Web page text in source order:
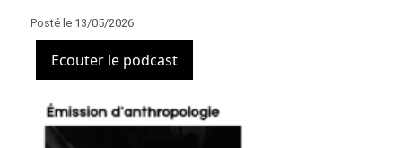
Posté le 13/05/2026
Ecouter le podcast